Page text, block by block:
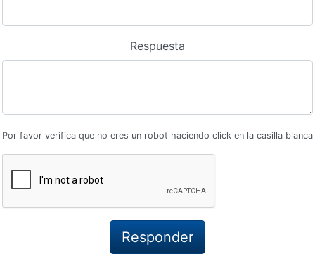
Respuesta
Por favor verifica que no eres un robot haciendo click en la casilla blanca